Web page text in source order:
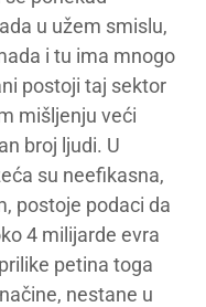
u užem smislu,
i tu ima mnogo
postoji taj sektor
mišljenju veći
broj ljudi. U
su neefikasna,
postoje podaci da
4 milijarde evra
petina toga
nestane u